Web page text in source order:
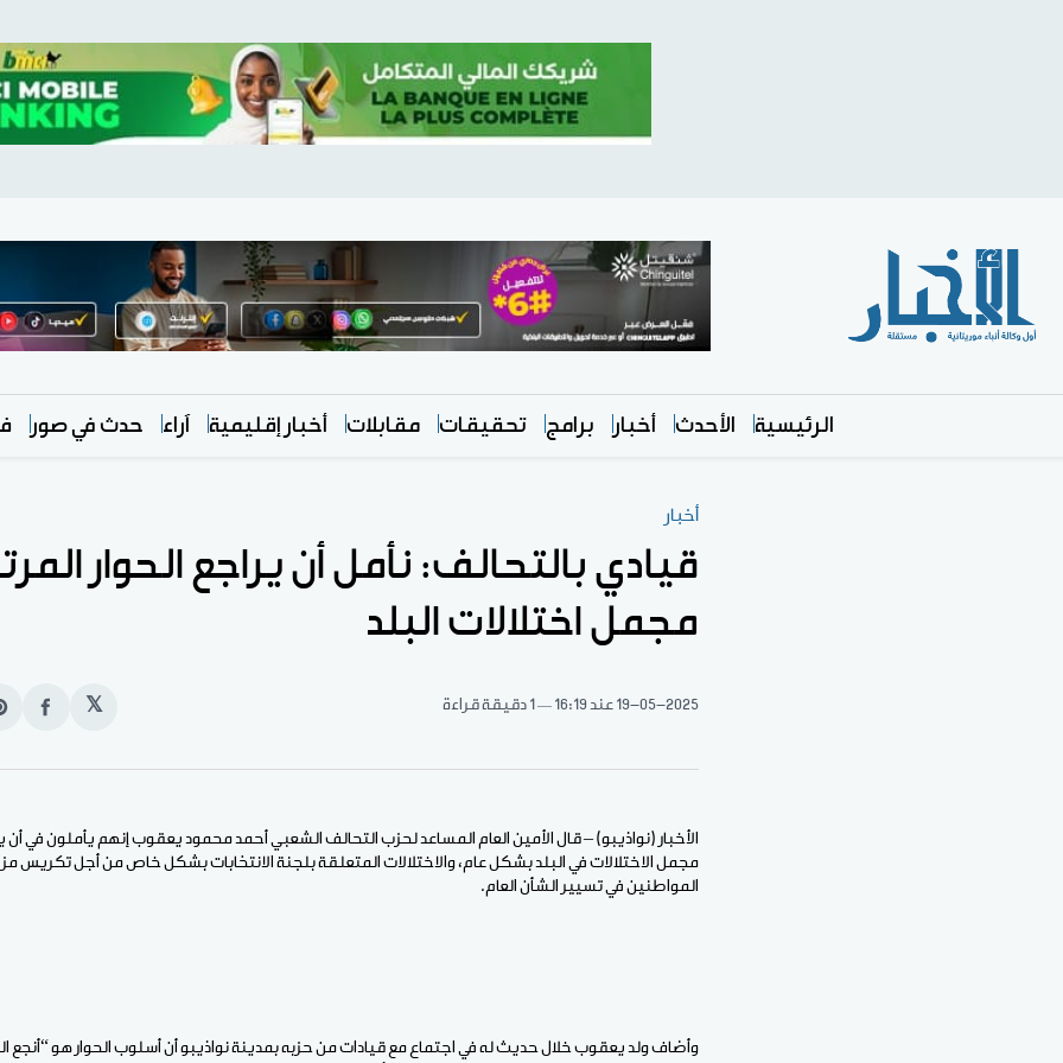
الرئيسية الأحدث أخبار برامج تحقيقات مقابلات أخبار إقليمية آراء حدث في صور
أخبار
قيادي بالتحالف: نأمل أن يراجع الحوار
مجمل اختلالات البلد
19-05-2025 عند 16:19 1 دقيقة قراءة 𝕏
انشر
الأخبار (نواذيبو) – قال الأمين العام المساعد لحزب التحالف الشعبي أحمد محمود يعقوب إنهم يأملون في أن
مجمل الاختلالات في البلد بشكل عام، والاختلالات المتعلقة بلجنة الانتخابات بشكل خاص من أجل تكريس
المواطنين في تسيير الشأن العام.
وأضاف ولد يعقوب خلال حديث له في اجتماع مع قيادات من حزبه بمدينة نواذيبو أن أسلوب الحوار هو